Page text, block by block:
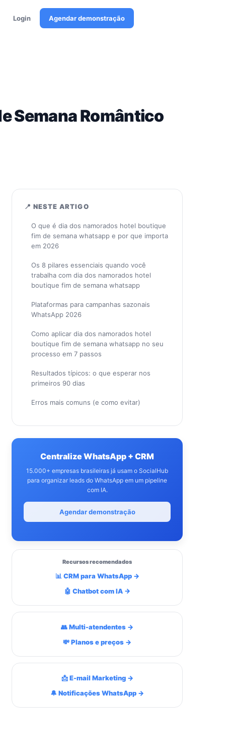
Login Agendar demonstração
Semana Romântico
📍 NESTE ARTIGO
O que é dia dos namorados hotel boutique
fim de semana whatsapp e por que importa
em 2026
Os 8 pilares essenciais quando você
trabalha com dia dos namorados hotel
boutique fim de semana whatsapp
Plataformas para campanhas sazonais
WhatsApp 2026
Como aplicar dia dos namorados hotel
boutique fim de semana whatsapp no seu
processo em 7 passos
Resultados típicos: o que esperar nos
primeiros 90 dias
Erros mais comuns (e como evitar)
Centralize WhatsApp + CRM
15.000+ empresas brasileiras já usam o SocialHub
para organizar leads do WhatsApp em um pipeline
com IA.
Agendar demonstração
Recursos recomendados
📊 CRM para WhatsApp →
🤖 Chatbot com IA →
👥 Multi-atendentes →
💸 Planos e preços →
📩 E-mail Marketing →
🔔 Notificações WhatsApp →